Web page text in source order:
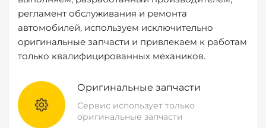
регламент обслуживания и ремонта
автомобилей, используем исключительно
оригинальные запчасти и привлекаем к работам
только квалифицированных механиков.
Оригинальные запчасти
Сервис использует только
оригинальные запчасти